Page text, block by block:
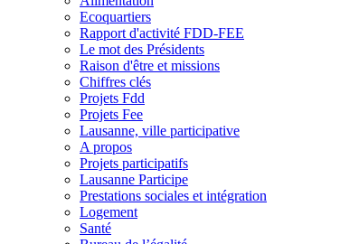
Ecoquartiers
Rapport d'activité FDD-FEE
Le mot des Présidents
Raison d'être et missions
Chiffres clés
Projets Fdd
Projets Fee
Lausanne, ville participative
A propos
Projets participatifs
Lausanne Participe
Prestations sociales et intégration
Logement
Santé